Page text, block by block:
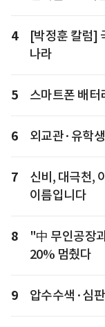
4
[박정훈 칼럼]
나라
5 스마트폰 배터
6 외교관·유학
7
신비, 대극천,
이름입니다
8
"中 무인공장
20% 멈췄다
9 압수수색·심